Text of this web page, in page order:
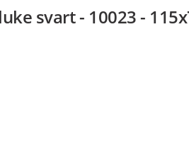
svart - 10023 -